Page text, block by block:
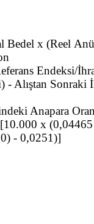
Bedel x (Reel
Endeksi/
- Alıştan Sonraki
Anapara
x
- 0,0251)]